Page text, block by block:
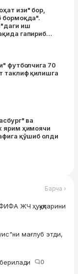
изи" бор,
бормоқда".
иш
гапириб
футболчига 70
таклиф қилишгa
ва
ярим ҳимоячи
қўшиб олди
Барча ›
ЖЧ ҳуқуқларини
мағлуб этди,
0